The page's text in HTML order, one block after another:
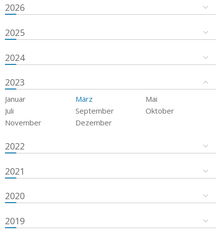
2026
2025
2024
2023
Januar März
Mai
Juli
September
Oktober
November
Dezember
2022
2021
2020
2019